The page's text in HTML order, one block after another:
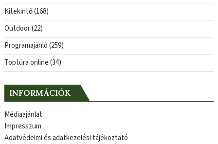
Kitekintő(168)
Outdoor(22)
Programajánló(259)
Toptúra online(34)
INFORMÁCIÓK
Médiaajánlat
Impresszum
Adatvédelmi és adatkezelési tájékoztató